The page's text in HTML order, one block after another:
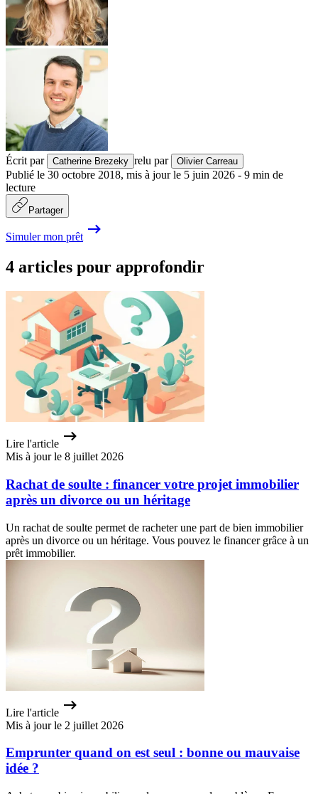
Écrit par Catherine Brezeky relu par Olivier Carreau
Publié le 30 octobre 2018, mis à jour le 5 juin 2026 - 9 min de
lecture
Partager
Simuler mon prêt
4 articles pour approfondir
Lire l'article
Mis à jour le 8 juillet 2026
Rachat de soulte : financer votre projet immobilier
après un divorce ou un héritage
Un rachat de soulte permet de racheter une part de bien immobilier
après un divorce ou un héritage. Vous pouvez le financer grâce à un
prêt immobilier.
Lire l'article
Mis à jour le 2 juillet 2026
Emprunter quand on est seul : bonne ou mauvaise
idée ?